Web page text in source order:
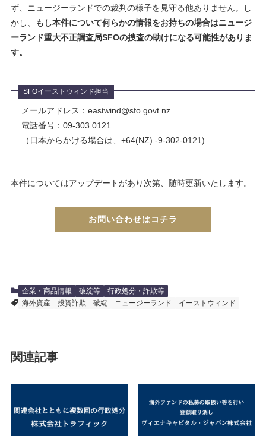
ず、ニュージーランドでの裁判の様子を見守る他ありません。し
かし、
もし本件について何らかの情報をお持ちの場合はニュージ
ーランド重大不正調査局SFOの捜査の助けになる可能性がありま
す。
SFOイーストウィンド担当
メールアドレス：eastwind@sfo.govt.nz
電話番号：09-303 0121
（日本からかける場合は、+64(NZ) -9-302-0121)
本件についてはアップデートがあり次第、随時更新いたします。
お問い合わせはコチラ
企業・商品情報 破綻等
行政処分・詐欺等
海外資産
投資詐欺 破綻 ニュージーランド イーストウィンド
関連記事